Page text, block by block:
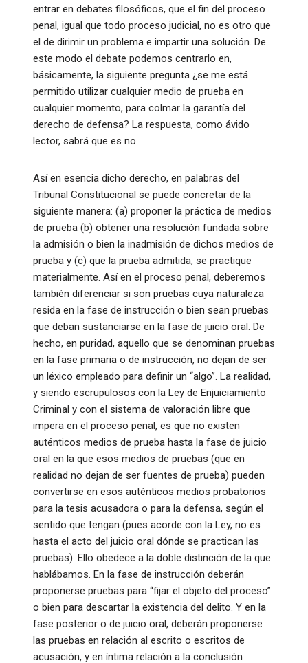
entrar en debates filosóficos, que el fin del proceso
penal, igual que todo proceso judicial, no es otro que
el de dirimir un problema e impartir una solución. De
este modo el debate podemos centrarlo en,
básicamente, la siguiente pregunta ¿se me está
permitido utilizar cualquier medio de prueba en
cualquier momento, para colmar la garantía del
derecho de defensa? La respuesta, como ávido
lector, sabrá que es no.
Así en esencia dicho derecho, en palabras del
Tribunal Constitucional se puede concretar de la
siguiente manera: (a) proponer la práctica de medios
de prueba (b) obtener una resolución fundada sobre
la admisión o bien la inadmisión de dichos medios de
prueba y (c) que la prueba admitida, se practique
materialmente. Así en el proceso penal, deberemos
también diferenciar si son pruebas cuya naturaleza
resida en la fase de instrucción o bien sean pruebas
que deban sustanciarse en la fase de juicio oral. De
hecho, en puridad, aquello que se denominan pruebas
en la fase primaria o de instrucción, no dejan de ser
un léxico empleado para definir un “algo”. La realidad,
y siendo escrupulosos con la Ley de Enjuiciamiento
Criminal y con el sistema de valoración libre que
impera en el proceso penal, es que no existen
auténticos medios de prueba hasta la fase de juicio
oral en la que esos medios de pruebas (que en
realidad no dejan de ser fuentes de prueba) pueden
convertirse en esos auténticos medios probatorios
para la tesis acusadora o para la defensa, según el
sentido que tengan (pues acorde con la Ley, no es
hasta el acto del juicio oral dónde se practican las
pruebas). Ello obedece a la doble distinción de la que
hablábamos. En la fase de instrucción deberán
proponerse pruebas para “fijar el objeto del proceso”
o bien para descartar la existencia del delito. Y en la
fase posterior o de juicio oral, deberán proponerse
las pruebas en relación al escrito o escritos de
acusación, y en íntima relación a la conclusión